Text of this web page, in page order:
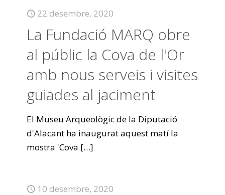
22 desembre, 2020
La Fundació MARQ obre
al públic la Cova de l'Or
amb nous serveis i visites
guiades al jaciment
El Museu Arqueològic de la Diputació
d'Alacant ha inaugurat aquest matí la
mostra 'Cova […]
10 desembre, 2020